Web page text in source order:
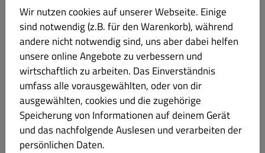
Nachtisch Abholung
102. Gebackene Banane Abhol.
mit Honig
Wir nutzen cookies auf unserer Webseite. Einige
sind notwendig (z.B. für den Warenkorb), während
andere nicht notwendig sind, uns aber dabei helfen
unsere online Angebote zu verbessern und
wirtschaftlich zu arbeiten. Das Einverständnis
umfass alle vorausgewählten, oder von dir
ausgewählten, cookies und die zugehörige
Speicherung von Informationen auf deinem Gerät
und das nachfolgende Auslesen und verarbeiten der
persönlichen Daten.